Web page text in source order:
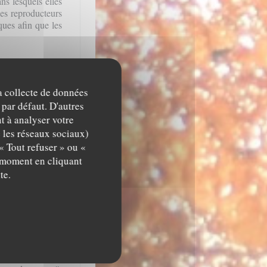
de données
défaut. D'autres
à analyser votre
réseaux sociaux)
Tout refuser » ou «
en cliquant
reproducteurs
afin que les
les qualités
grillade de
apprécié par la
d’anguille
de celle du